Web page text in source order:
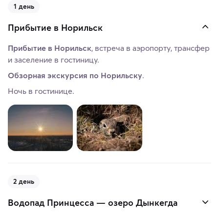
1 день
Прибытие в Норильск
Прибытие в Норильск, встреча в аэропорту, трансфер
и заселение в гостиницу.
Обзорная экскурсия по Норильску.
Ночь в гостинице.
2 день
Водопад Принцесса — озеро Дынкегда